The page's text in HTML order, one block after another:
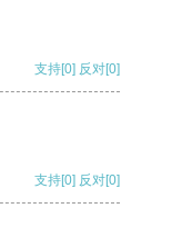
支持[0] 反对[0]
支持[0] 反对[0]